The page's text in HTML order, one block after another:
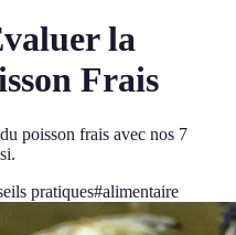
la
Frais
poisson frais avec nos 7
pratiques#alimentaire